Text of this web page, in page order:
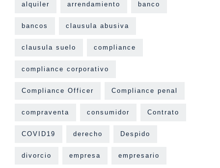
alquiler arrendamiento banco
bancos clausula abusiva
clausula suelo compliance
compliance corporativo
Compliance Officer Compliance penal
compraventa consumidor Contrato
COVID19 derecho Despido
divorcio empresa empresario